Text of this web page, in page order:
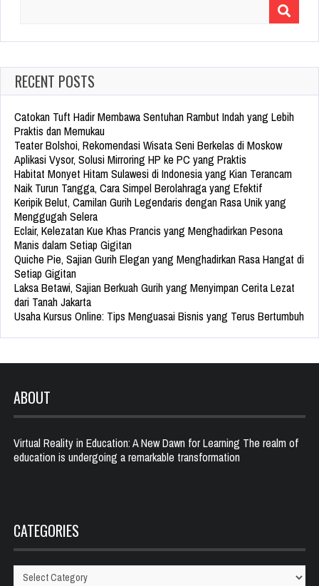
RECENT POSTS
Catokan Tuft Hadir Membawa Sentuhan Rambut Indah yang Lebih
Praktis dan Memukau
Teater Bolshoi, Rekomendasi Wisata Seni Berkelas di Moskow
Aplikasi Vysor, Solusi Mirroring HP ke PC yang Praktis
Habitat Monyet Hitam Sulawesi di Indonesia yang Kian Terancam
Naik Turun Tangga, Cara Simpel Berolahraga yang Efektif
Keripik Belut, Camilan Gurih Legendaris dengan Rasa Unik yang
Menggugah Selera
Eclair, Kelezatan Kue Khas Prancis yang Menghadirkan Pesona
Manis dalam Setiap Gigitan
Quiche Pie, Sajian Gurih Elegan yang Menghadirkan Rasa Hangat di
Setiap Gigitan
Laksa Betawi, Sajian Berkuah Gurih yang Menyimpan Cerita Lezat
dari Tanah Jakarta
Usaha Kursus Online: Tips Menguasai Bisnis yang Terus Bertumbuh
ABOUT
Virtual Reality in Education: A New Dawn for Learning The realm of
education is undergoing a remarkable transformation
CATEGORIES